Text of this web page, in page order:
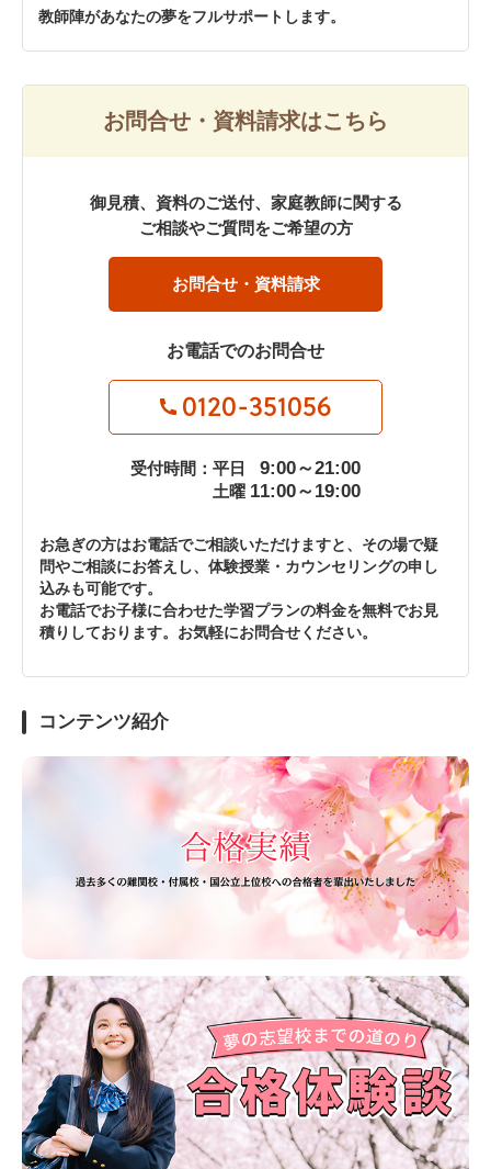
教師陣があなたの夢をフルサポートします。
お問合せ・資料請求はこちら
御見積、資料のご送付、家庭教師に関する
ご相談やご質問をご希望の方
お問合せ・資料請求
お電話でのお問合せ
0120-351056
受付時間：平日 9:00～21:00
土曜 11:00～19:00
お急ぎの方はお電話でご相談いただけますと、その場で疑
問やご相談にお答えし、体験授業・カウンセリングの申し
込みも可能です。
お電話でお子様に合わせた学習プランの料金を無料でお見
積りしております。お気軽にお問合せください。
コンテンツ紹介